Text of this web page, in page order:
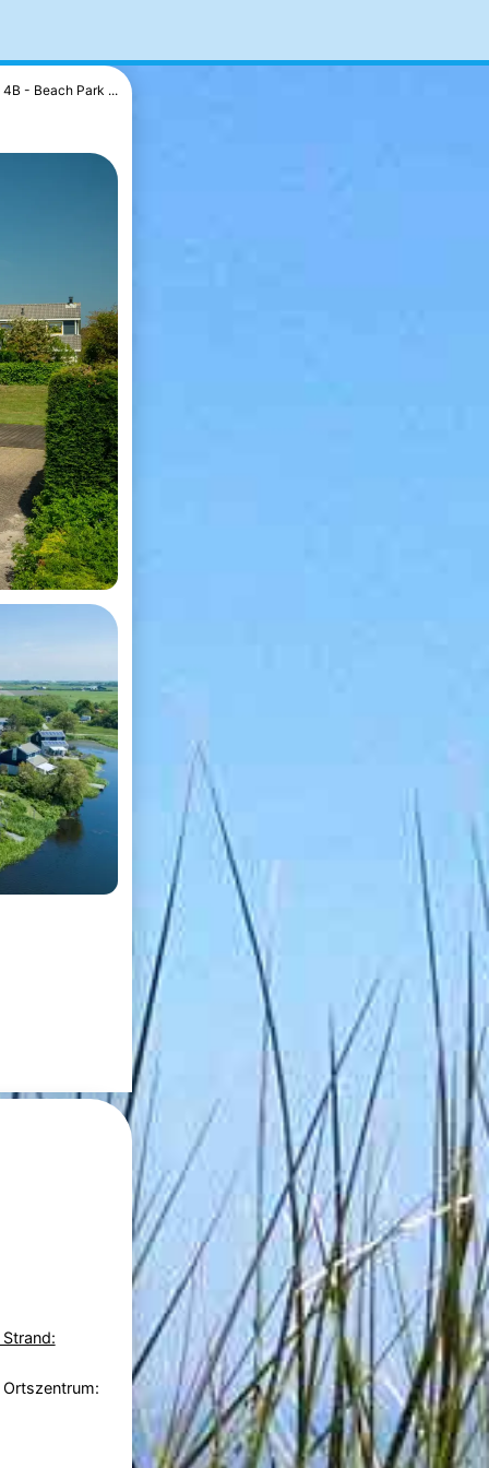
4B - Beach Park ...